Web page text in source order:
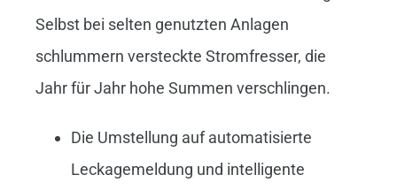
Selbst bei selten genutzten Anlagen
schlummern versteckte Stromfresser, die
Jahr für Jahr hohe Summen verschlingen.
Die Umstellung auf automatisierte
Leckagemeldung und intelligente